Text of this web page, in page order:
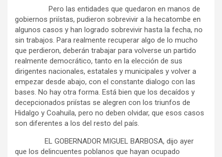
Pero las entidades que quedaron en manos de
gobiernos priístas, pudieron sobrevivir a la hecatombe en
algunos casos y han logrado sobrevivir hasta la fecha, no
sin trabajos. Para realmente recuperar algo de lo mucho
que perdieron, deberán trabajar para volverse un partido
realmente democrático, tanto en la elección de sus
dirigentes nacionales, estatales y municipales y volver a
empezar desde abajo, con el constante dialogo con las
bases. No hay otra forma. Está bien que los decaídos y
decepcionados priístas se alegren con los triunfos de
Hidalgo y Coahuila, pero no deben olvidar, que esos casos
son diferentes a los del resto del país.
EL GOBERNADOR MIGUEL BARBOSA, dijo ayer
que los delincuentes poblanos que hayan ocupado